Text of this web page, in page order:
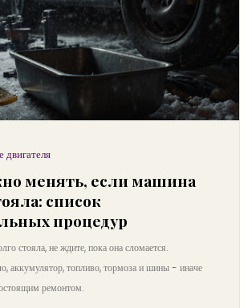
менять, если машина
список
процедур
стояла, не ждите, пока она сломается.
аккумулятор, топливо, тормоза и шины - иначе
ремонтом.